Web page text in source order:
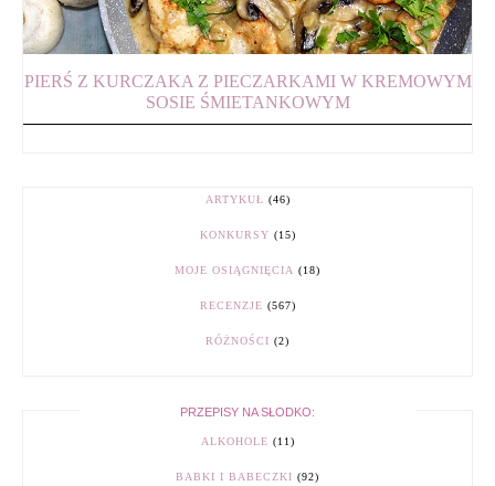
PIERŚ Z KURCZAKA Z PIECZARKAMI W KREMOWYM
SOSIE ŚMIETANKOWYM
ARTYKUŁ (46)
KONKURSY (15)
MOJE OSIĄGNIĘCIA (18)
RECENZJE (567)
RÓŻNOŚCI (2)
PRZEPISY NA SŁODKO:
ALKOHOLE (11)
BABKI I BABECZKI (92)